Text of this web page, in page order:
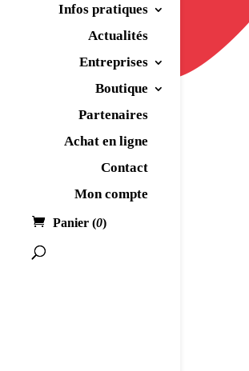
Infos pratiques
Actualités
Entreprises
Boutique
Partenaires
Achat en ligne
Contact
Mon compte
Panier (0)